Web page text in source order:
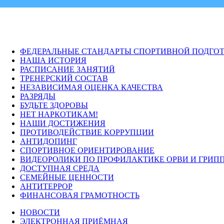
ФЕДЕРАЛЬНЫЕ СТАНДАРТЫ СПОРТИВНОЙ
НАША ИСТОРИЯ
РАСПИСАНИЕ ЗАНЯТИЙ
ТРЕНЕРСКИЙ СОСТАВ
НЕЗАВИСИМАЯ ОЦЕНКА КАЧЕСТВА
РАЗРЯДЫ
БУДЬТЕ ЗДОРОВЫ
НЕТ НАРКОТИКАМ!
НАШИ ДОСТИЖЕНИЯ
ПРОТИВОДЕЙСТВИЕ КОРРУПЦИИ
АНТИДОПИНГ
СПОРТИВНОЕ ОРИЕНТИРОВАНИЕ
ВИДЕОРОЛИКИ ПО ПРОФИЛАКТИКЕ ОРВИ И
ДОСТУПНАЯ СРЕДА
СЕМЕЙНЫЕ ЦЕННОСТИ
АНТИТЕРРОР
ФИНАНСОВАЯ ГРАМОТНОСТЬ
НОВОСТИ
ЭЛЕКТРОННАЯ ПРИЁМНАЯ